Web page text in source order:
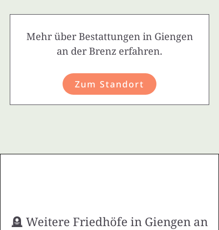
Mehr über Bestattungen in Giengen
an der Brenz erfahren.
Zum Standort
🪦 Weitere Friedhöfe in Giengen an